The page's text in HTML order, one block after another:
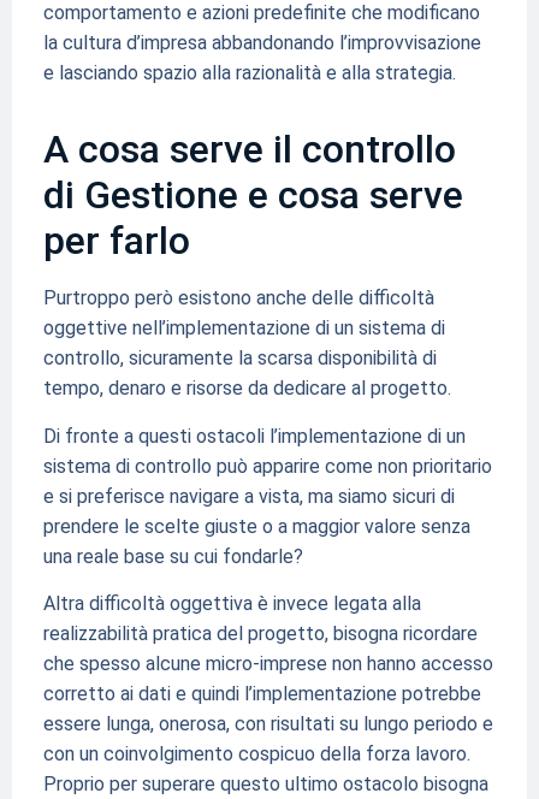
comportamento e azioni predefinite che modificano
la cultura d’impresa abbandonando l’improvvisazione
e lasciando spazio alla razionalità e alla strategia.
A cosa serve il controllo
di Gestione e cosa serve
per farlo
Purtroppo però esistono anche delle difficoltà
oggettive nell’implementazione di un sistema di
controllo, sicuramente la scarsa disponibilità di
tempo, denaro e risorse da dedicare al progetto.
Di fronte a questi ostacoli l’implementazione di un
sistema di controllo può apparire come non prioritario
e si preferisce navigare a vista, ma siamo sicuri di
prendere le scelte giuste o a maggior valore senza
una reale base su cui fondarle?
Altra difficoltà oggettiva è invece legata alla
realizzabilità pratica del progetto, bisogna ricordare
che spesso alcune micro-imprese non hanno accesso
corretto ai dati e quindi l’implementazione potrebbe
essere lunga, onerosa, con risultati su lungo periodo e
con un coinvolgimento cospicuo della forza lavoro.
Proprio per superare questo ultimo ostacolo bisogna